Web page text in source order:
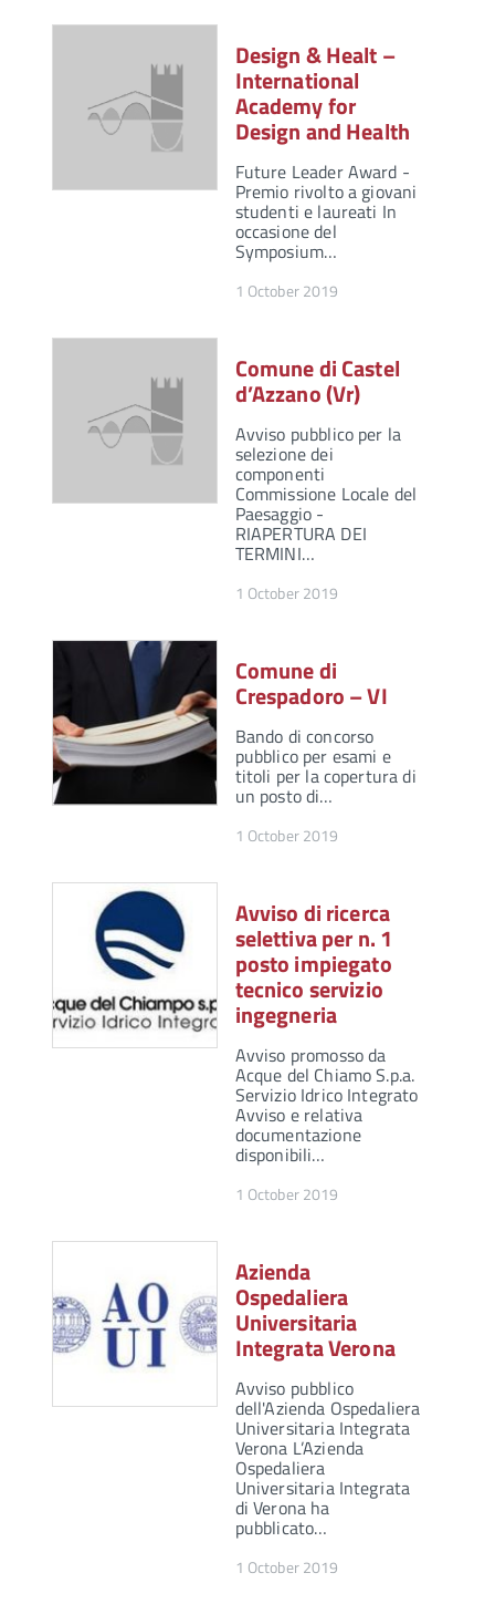
Design & Healt –
International
Academy for
Design and Health
Future Leader Award -
Premio rivolto a giovani
studenti e laureati In
occasione del
Symposium…
1 October 2019
Comune di Castel
d’Azzano (Vr)
Avviso pubblico per la
selezione dei
componenti
Commissione Locale del
Paesaggio -
RIAPERTURA DEI
TERMINI…
1 October 2019
Comune di
Crespadoro – VI
Bando di concorso
pubblico per esami e
titoli per la copertura di
un posto di…
1 October 2019
Avviso di ricerca
selettiva per n. 1
posto impiegato
tecnico servizio
ingegneria
Avviso promosso da
Acque del Chiamo S.p.a.
Servizio Idrico Integrato
Avviso e relativa
documentazione
disponibili…
1 October 2019
Azienda
Ospedaliera
Universitaria
Integrata Verona
Avviso pubblico
dell'Azienda Ospedaliera
Universitaria Integrata
Verona L’Azienda
Ospedaliera
Universitaria Integrata
di Verona ha
pubblicato…
1 October 2019